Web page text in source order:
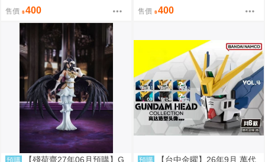
售價 400 售價 400
預購
【殘荷齋27年06月預購】G
預購
【台中金曜】26年9月 萬代